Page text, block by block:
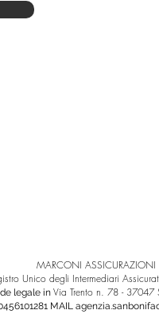
MARCONI
Unico degli Intermediari
legale in Via Trento n. 78 - 37047
MAIL